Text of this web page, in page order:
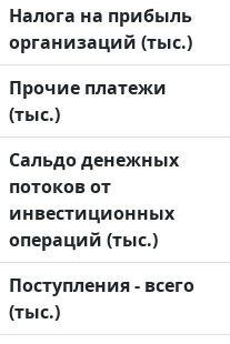
Налога на прибыль
организаций (тыс.)
Прочие платежи
(тыс.)
Сальдо денежных
потоков от
инвестиционных
операций (тыс.)
Поступления - всего
(тыс.)